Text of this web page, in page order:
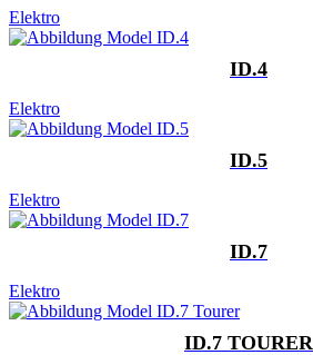
Elektro
ID.4
Elektro
ID.5
Elektro
ID.7
Elektro
ID.7 TOURER